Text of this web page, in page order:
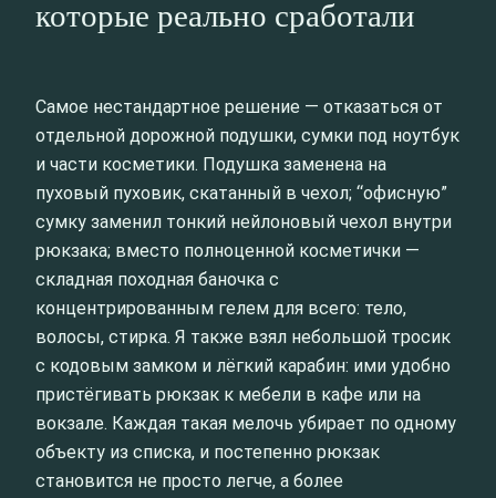
которые реально сработали
Самое нестандартное решение — отказаться от
отдельной дорожной подушки, сумки под ноутбук
и части косметики. Подушка заменена на
пуховый пуховик, скатанный в чехол; “офисную”
сумку заменил тонкий нейлоновый чехол внутри
рюкзака; вместо полноценной косметички —
складная походная баночка с
концентрированным гелем для всего: тело,
волосы, стирка. Я также взял небольшой тросик
с кодовым замком и лёгкий карабин: ими удобно
пристёгивать рюкзак к мебели в кафе или на
вокзале. Каждая такая мелочь убирает по одному
объекту из списка, и постепенно рюкзак
становится не просто легче, а более